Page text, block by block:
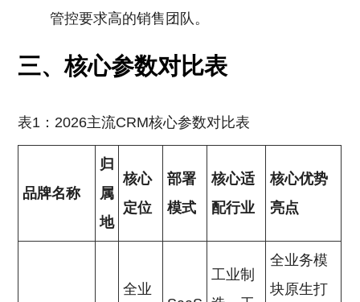
管控要求高的销售团队。
三、核心参数对比表
表1：2026主流CRM核心参数对比表
品牌名称
归
属
地
核心
定位
部署
模式
核心适
配行业
核心优势
亮点
全业
工业制
全业务模
块原生打